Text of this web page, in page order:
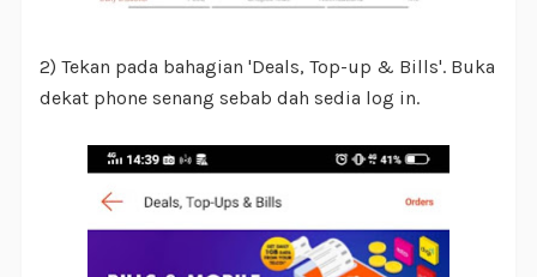
2) Tekan pada bahagian 'Deals, Top-up & Bills'. Buka
dekat phone senang sebab dah sedia log in.